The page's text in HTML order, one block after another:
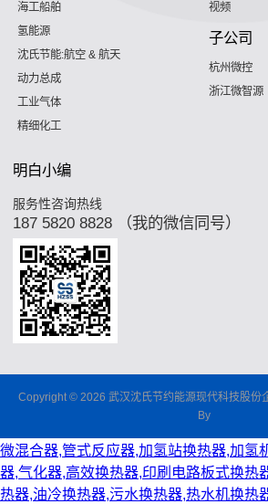
海工船舶
氢能源
沈氏节能:航空 & 航天
动力总成
工业气体
精细化工
视频
子公司
杭州微控
浙江微智源
明白小编
服务性咨询热线
187 5820 8828 （我的微信同号）
Copyright © 2026 武汉沈氏节约能源现代科技股份
By
微混合器,管式反应器,加氢站换热器,加氢
器,气化器,高效换热器,印刷电路板式换热
热器,油冷换热器,污水换热器,热水机换热